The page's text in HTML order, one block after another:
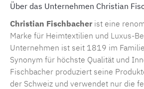
Über das Unternehmen Christian
Christian Fischbacher ist eine
Marke für Heimtextilien und Luxus-
Unternehmen ist seit 1819 im
Synonym für höchste Qualität und
Fischbacher produziert seine
der Schweiz und verwendet nur die